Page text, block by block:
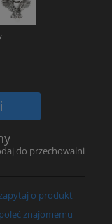
do przechowalni
o produkt
poleć znajomemu